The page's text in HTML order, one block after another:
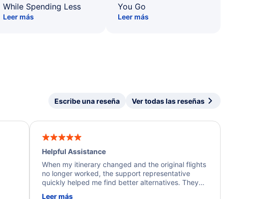
While Spending Less
Leer más
You Go
Leer más
Escribe una reseña Ver todas las reseñas
Helpful Assistance
When my itinerary changed and the original flights
no longer worked, the support representative
quickly helped me find better alternatives. They
Leer más